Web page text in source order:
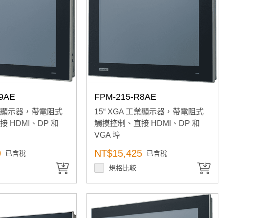
示器，帶電阻式
HDMI、DP 和
已含稅
FPM-215-R8AE
15“ XGA 工業顯示器，帶電阻式
觸摸控制、直接 HDMI、DP 和
VGA 埠
NT$15,425
已含稅
規格比較